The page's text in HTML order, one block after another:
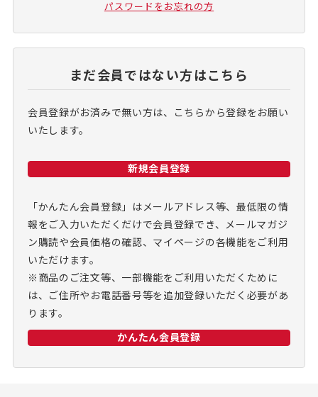
パスワードをお忘れの方
まだ会員ではない方はこちら
会員登録がお済みで無い方は、こちらから登録をお願い
いたします。
新規会員登録
「かんたん会員登録」はメールアドレス等、最低限の情
報をご入力いただくだけで会員登録でき、メールマガジ
ン購読や会員価格の確認、マイページの各機能をご利用
いただけます。
※商品のご注文等、一部機能をご利用いただくために
は、ご住所やお電話番号等を追加登録いただく必要があ
ります。
かんたん会員登録